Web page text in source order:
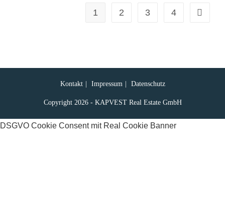
1 2 3 4
Kontakt Impressum Datenschutz
Copyright 2026 - KAPVEST Real Estate GmbH
DSGVO Cookie Consent mit Real Cookie Banner